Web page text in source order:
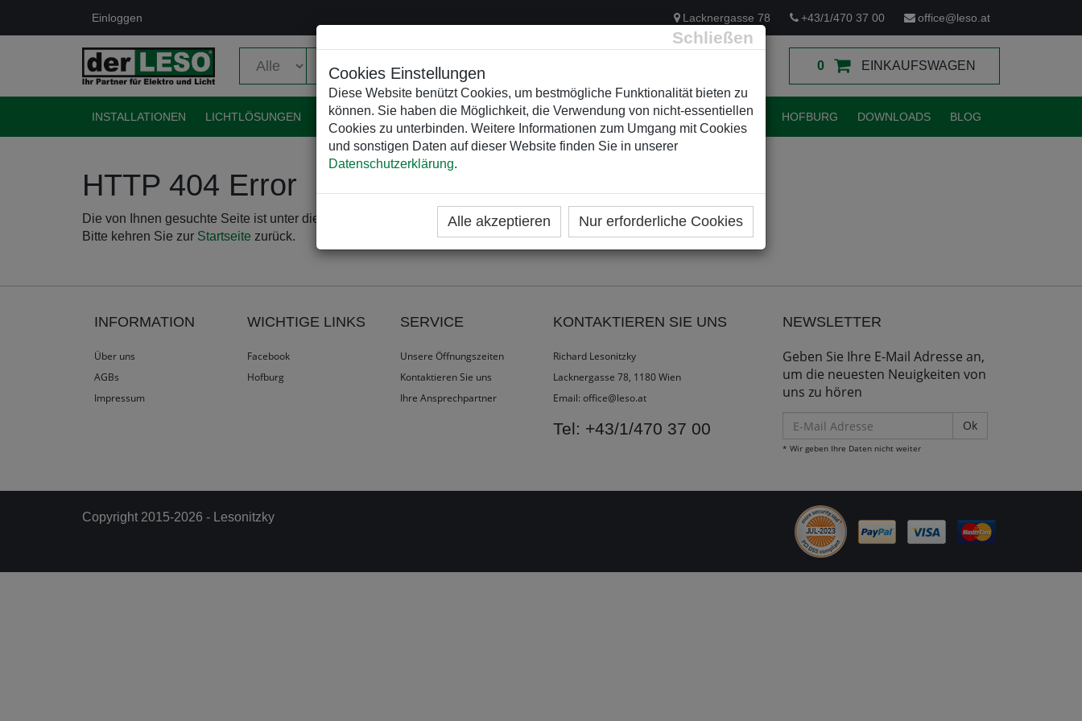
Schließen
Cookies Einstellungen
Diese Website benützt Cookies, um bestmögliche Funktionalität bieten zu
können. Sie haben die Möglichkeit, die Verwendung von nicht-essentiellen
Cookies zu unterbinden. Weitere Informationen zum Umgang mit Cookies
und sonstigen Daten auf dieser Website finden Sie in unserer
Datenschutzerklärung.
Alle akzeptieren Nur erforderliche Cookies
Einloggen Lacknergasse 78 +43/1/470 37 00 office@leso.at
0 EINKAUFSWAGEN
INSTALLATIONEN LICHTLÖSUNGEN EVENTELEKTRIK KUNSTSTOFFVERTEILER WEIHNACHTSBELEUCHTUNGEN HOFBURG DOWNLOADS BLOG
HTTP 404 Error
Die von Ihnen gesuchte Seite ist unter dieser Adresse nicht mehr erreichbar.
Bitte kehren Sie zur Startseite zurück.
INFORMATION
Über uns
AGBs
Impressum
WICHTIGE LINKS
Facebook
Hofburg
SERVICE
Unsere Öffnungszeiten
Kontaktieren Sie uns
Ihre Ansprechpartner
KONTAKTIEREN SIE UNS
Richard Lesonitzky
Lacknergasse 78, 1180 Wien
Email: office@leso.at
Tel: +43/1/470 37 00
NEWSLETTER
Geben Sie Ihre E-Mail Adresse an,
um die neuesten Neuigkeiten von
uns zu hören
Mail
Adresse
* Wir geben Ihre Daten nicht weiter
Copyright 2015-2026 - Lesonitzky